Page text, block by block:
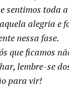
sentimos toda
alegria
nessa fase.
que ficamos
lembre-se
para vir!